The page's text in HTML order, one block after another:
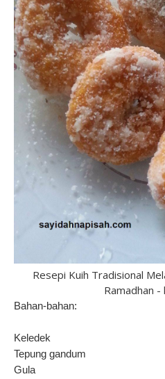
Resepi Kuih Tradisional
Ramadhan -
Bahan-bahan:
Keledek
Tepung gandum
Gula